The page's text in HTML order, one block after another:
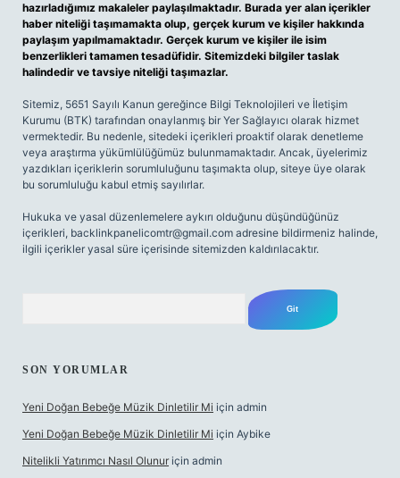
hazırladığımız makaleler paylaşılmaktadır. Burada yer alan içerikler
haber niteliği taşımamakta olup, gerçek kurum ve kişiler hakkında
paylaşım yapılmamaktadır. Gerçek kurum ve kişiler ile isim
benzerlikleri tamamen tesadüfidir. Sitemizdeki bilgiler taslak
halindedir ve tavsiye niteliği taşımazlar.
Sitemiz, 5651 Sayılı Kanun gereğince Bilgi Teknolojileri ve İletişim
Kurumu (BTK) tarafından onaylanmış bir Yer Sağlayıcı olarak hizmet
vermektedir. Bu nedenle, sitedeki içerikleri proaktif olarak denetleme
veya araştırma yükümlülüğümüz bulunmamaktadır. Ancak, üyelerimiz
yazdıkları içeriklerin sorumluluğunu taşımakta olup, siteye üye olarak
bu sorumluluğu kabul etmiş sayılırlar.
Hukuka ve yasal düzenlemelere aykırı olduğunu düşündüğünüz
içerikleri, backlinkpanelicomtr@gmail.com adresine bildirmeniz halinde,
ilgili içerikler yasal süre içerisinde sitemizden kaldırılacaktır.
SON YORUMLAR
Yeni Doğan Bebeğe Müzik Dinletilir Mi için admin
Yeni Doğan Bebeğe Müzik Dinletilir Mi için Aybike
Nitelikli Yatırımcı Nasıl Olunur için admin